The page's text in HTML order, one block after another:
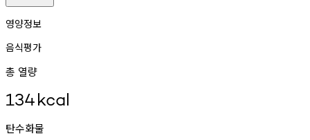
영양정보
음식평가
총 열량
134kcal
탄수화물